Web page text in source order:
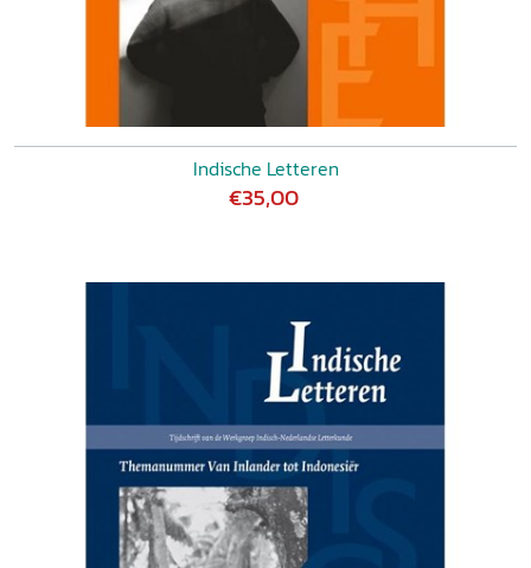
Indische Letteren
€35,00